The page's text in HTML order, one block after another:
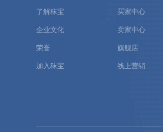
了解秣宝
企业文化
荣誉
加入秣宝
买家中心
卖家中心
旗舰店
线上营销